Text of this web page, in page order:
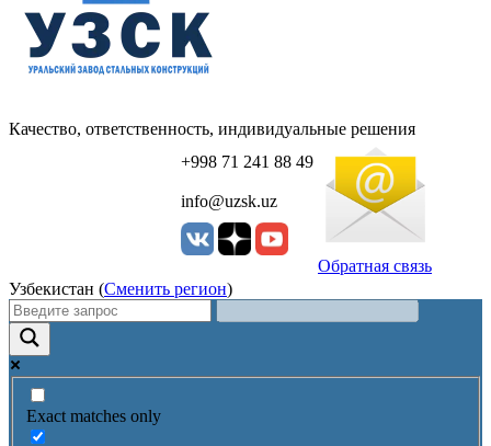
Качество, ответственность, индивидуальные решения
+998 71 241 88 49
info@uzsk.uz
Обратная связь
Узбекистан (Сменить регион)
Exact matches only